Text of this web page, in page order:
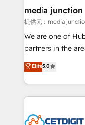
Mexico, USA, and
hundred successful
rooted in RevOps
training,
inbound
understanding,
competitive
media junction
提供元：media
We are one of
partners in the
design &
implementations
companies. We are woman-owned, powered by
coffee, and we ❤️ dogs. We produce
Impact Award
Elite5.0